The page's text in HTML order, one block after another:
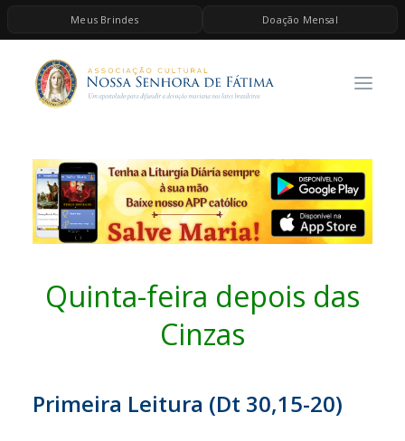
Meus Brindes Doação Mensal
HOME
A ASSOCIAÇÃO
ESPIRITUALIDADE
AS MELHORES MÚSICAS CATÓLICAS
BRINDES
Quinta-feira depois das
Cinzas
Primeira Leitura (Dt 30,15-20)